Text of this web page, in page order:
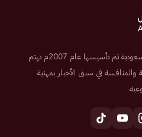
صحيفة إلكترونية سعودية تم تأسيسها عام 2007م تهتم
والمنافسة في سبق الأخبار بمهنية